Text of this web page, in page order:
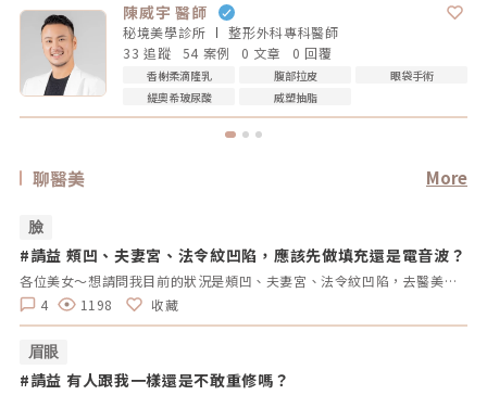
陳威宇 醫師
秘境美學診所 整形外科專科醫師
33 追蹤
54 案例 0 文章 0 回覆
香榭柔滴隆乳 腹部拉皮
眼袋手術
緹奧希玻尿酸
威塑抽脂
聊醫美 More
臉
#請益 頰凹、夫妻宮、法令紋凹陷，應該先做填充還是電音波？
各位美女～想請問我目前的狀況是頰凹、夫妻宮、法令紋凹陷，去醫美診所諮詢，他是建議我電音波也要做，但療程下來要20萬左右，目前最困擾的是法令紋>頰凹>夫妻宮是先填充完再打電波嗎？還是先打電波再填充呢～～Â
4
1198 收藏
眉眼
#請益 有人跟我一樣還是不敢重修嗎？